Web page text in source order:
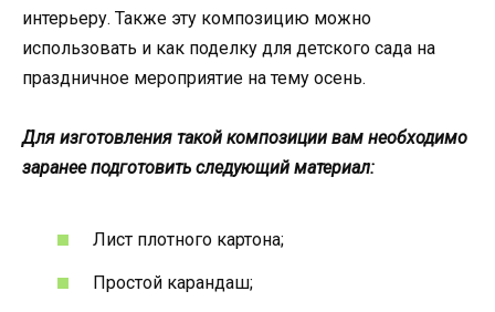
интерьеру. Также эту композицию можно
использовать и как поделку для детского сада на
праздничное мероприятие на тему осень.
Для изготовления такой композиции вам необходимо
заранее подготовить следующий материал:
Лист плотного картона;
Простой карандаш;